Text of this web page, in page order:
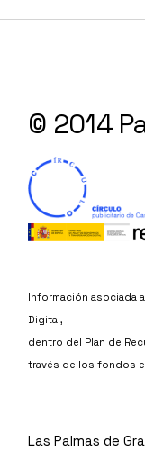
© 2014
Información asociada
Digital,
dentro del Plan de
través de los fondos
Las Palmas de